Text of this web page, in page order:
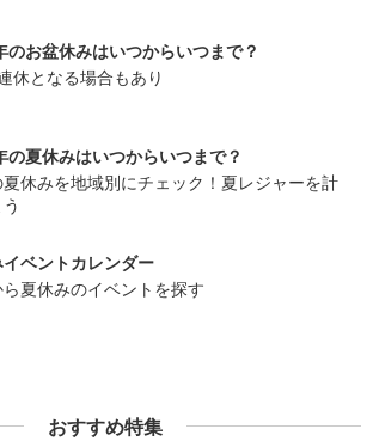
のお盆休みはいつからいつまで？
休となる場合もあり
の夏休みはいつからいつまで？
休みを地域別にチェック！夏レジャーを計
ベントカレンダー
ら夏休みのイベントを探す
おすすめ特集